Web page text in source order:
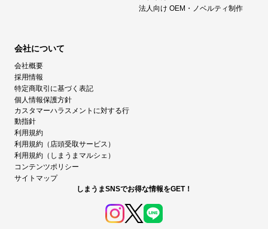
法人向け OEM・ノベルティ制作
会社について
会社概要
採用情報
特定商取引に基づく表記
個人情報保護方針
カスタマーハラスメントに対する行
動指針
利用規約
利用規約（店頭受取サービス）
利用規約（しまうまマルシェ）
コンテンツポリシー
サイトマップ
しまうまSNSでお得な情報をGET！